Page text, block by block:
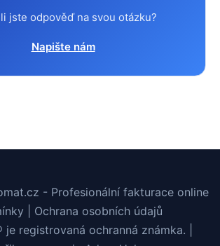
jste odpověď na svou otázku?
Napište nám
- Profesionální fakturace online
Ochrana osobních údajů
registrovaná ochranná známka. |